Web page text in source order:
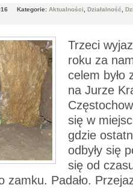
Kategorie: Aktualności, Działalność,
Trzeci
roku za
celem było
na Jurze
się w
gdzie
odbyły się
się od
zamku. Padało.